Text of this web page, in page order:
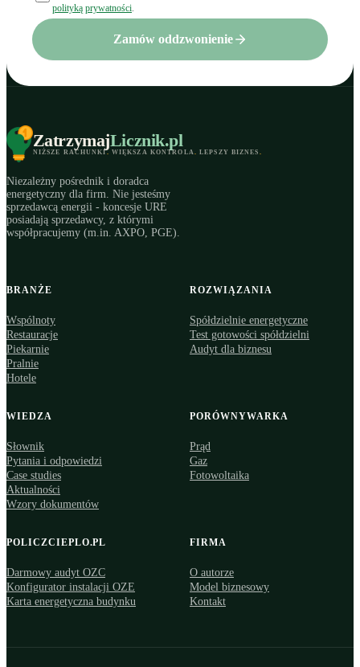
polityką prywatności.
Zamów oddzwonienie
ZatrzymajLicznik.pl
NIŻSZE RACHUNKI. WIĘKSZA KONTROLA. LEPSZY BIZNES .
Niezależny pośrednik i doradca
energetyczny dla firm. Nie jesteśmy
sprzedawcą energii - koncesje URE
posiadają sprzedawcy, z którymi
współpracujemy (m.in. AXPO, PGE).
BRANŻE
Wspólnoty
Restauracje
Piekarnie
Pralnie
Hotele
ROZWIĄZANIA
Spółdzielnie energetyczne
Test gotowości spółdzielni
Audyt dla biznesu
WIEDZA
Słownik
Pytania i odpowiedzi
Case studies
Aktualności
Wzory dokumentów
PORÓWNYWARKA
Prąd
Gaz
Fotowoltaika
POLICZCIEPLO.PL
Darmowy audyt OZC
Konfigurator instalacji OZE
Karta energetyczna budynku
FIRMA
O autorze
Model biznesowy
Kontakt